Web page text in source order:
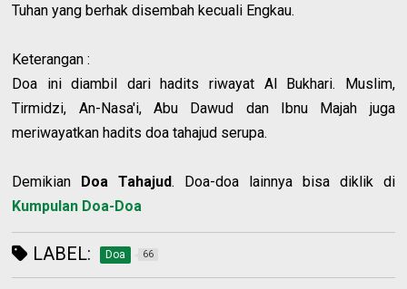
Tuhan yang berhak disembah kecuali Engkau.
Keterangan :
Doa ini diambil dari hadits riwayat Al Bukhari. Muslim,
Tirmidzi, An-Nasa'i, Abu Dawud dan Ibnu Majah juga
meriwayatkan hadits doa tahajud serupa.
Demikian Doa Tahajud. Doa-doa lainnya bisa diklik di
Kumpulan Doa-Doa
LABEL: Doa 66